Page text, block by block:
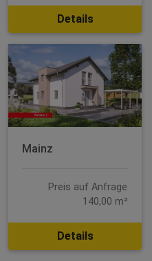
Details
Mainz
Preis auf Anfrage
140,00 m²
Details